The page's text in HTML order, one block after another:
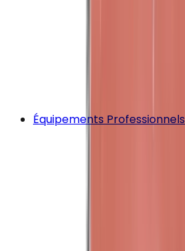
Équipements Professionnels